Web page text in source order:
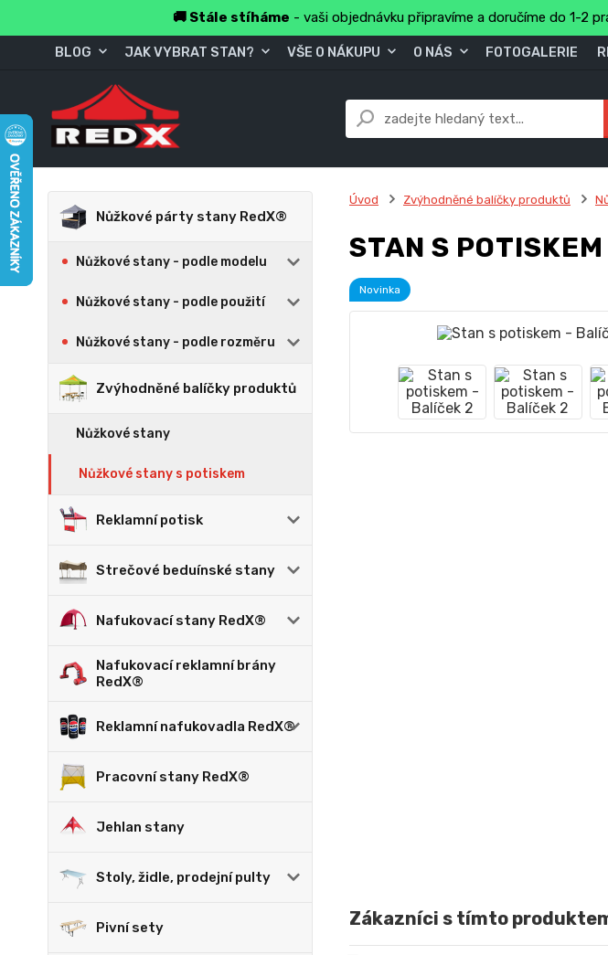
🚚 Stále stíháme - vaši objednávku připravíme a doručíme do 1-2
BLOG JAK VYBRAT STAN? VŠE O NÁKUPU O NÁS FOTOGALERIE
Nůžkové párty stany RedX®
Nůžkové stany - podle modelu
Nůžkové stany - podle použití
Nůžkové stany - podle rozměru
Zvýhodněné balíčky produktů
Nůžkové stany
Nůžkové stany s potiskem
Reklamní potisk
Strečové beduínské stany
Nafukovací stany RedX®
Nafukovací reklamní brány
RedX®
Reklamní nafukovadla RedX®
Pracovní stany RedX®
Jehlan stany
Stoly, židle, prodejní pulty
Pivní sety
Úvod Zvýhodněné balíčky produktů
STAN S
Novinka
Zákazníci s tímto